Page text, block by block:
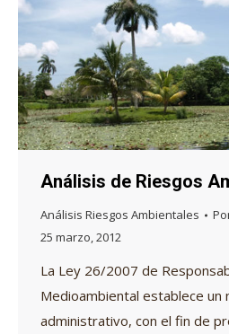
Análisis de Riesgos
Análisis Riesgos Ambientales
25 marzo, 2012
La Ley 26/2007 de
Medioambiental establece un
administrativo, con el fin de